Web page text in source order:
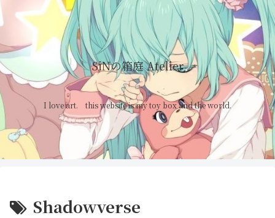
SiNの箱庭 Atelier
I love art. this website is my toy box and the world.
Shadowverse